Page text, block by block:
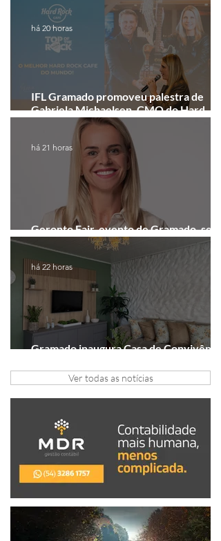
recebe festival eletrônico em agosto
IFL Gramado promoveu palestra de
Gabriela Michaelsen, CMO do Hard
Rock Cafe Gramado
há 20 horas
Geronto Fair, evento de Gramado, será
realizada em formato digital
há 21 horas
Gramado inaugura Casa de Convivência
há 22 horas
Ver todas as notícias